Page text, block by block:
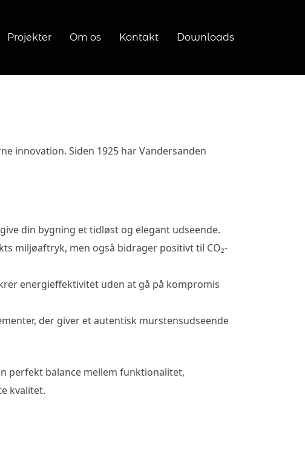
Projekter Om os Kontakt Downloads
innovation. Siden 1925 har Vandersanden
din bygning et tidløst og elegant udseende.
miljøaftryk, men også bidrager positivt til CO₂-
energieffektivitet uden at gå på kompromis
der giver et autentisk murstensudseende
perfekt balance mellem funktionalitet,
kvalitet.